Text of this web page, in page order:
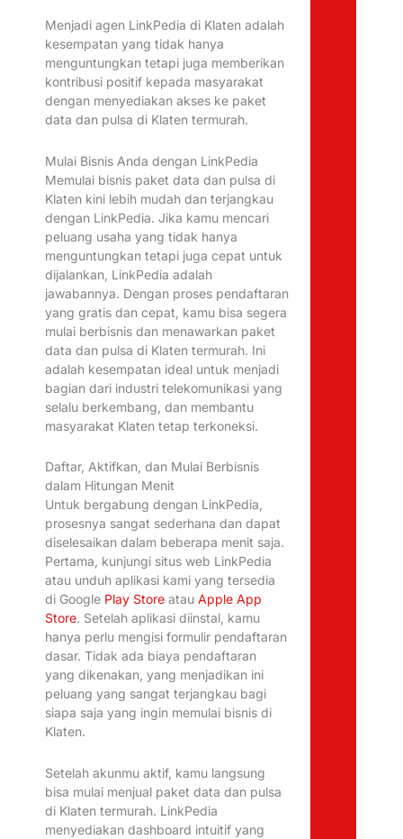
Menjadi agen LinkPedia di Klaten adalah
kesempatan yang tidak hanya
menguntungkan tetapi juga memberikan
kontribusi positif kepada masyarakat
dengan menyediakan akses ke paket
data dan pulsa di Klaten termurah.
Mulai Bisnis Anda dengan LinkPedia
Memulai bisnis paket data dan pulsa di
Klaten kini lebih mudah dan terjangkau
dengan LinkPedia. Jika kamu mencari
peluang usaha yang tidak hanya
menguntungkan tetapi juga cepat untuk
dijalankan, LinkPedia adalah
jawabannya. Dengan proses pendaftaran
yang gratis dan cepat, kamu bisa segera
mulai berbisnis dan menawarkan paket
data dan pulsa di Klaten termurah. Ini
adalah kesempatan ideal untuk menjadi
bagian dari industri telekomunikasi yang
selalu berkembang, dan membantu
masyarakat Klaten tetap terkoneksi.
Daftar, Aktifkan, dan Mulai Berbisnis
dalam Hitungan Menit
Untuk bergabung dengan LinkPedia,
prosesnya sangat sederhana dan dapat
diselesaikan dalam beberapa menit saja.
Pertama, kunjungi situs web LinkPedia
atau unduh aplikasi kami yang tersedia
di Google Play Storeatau Apple App
Store. Setelah aplikasi diinstal, kamu
hanya perlu mengisi formulir pendaftaran
dasar. Tidak ada biaya pendaftaran
yang dikenakan, yang menjadikan ini
peluang yang sangat terjangkau bagi
siapa saja yang ingin memulai bisnis di
Klaten.
Setelah akunmu aktif, kamu langsung
bisa mulai menjual paket data dan pulsa
di Klaten termurah. LinkPedia
menyediakan dashboard intuitif yang